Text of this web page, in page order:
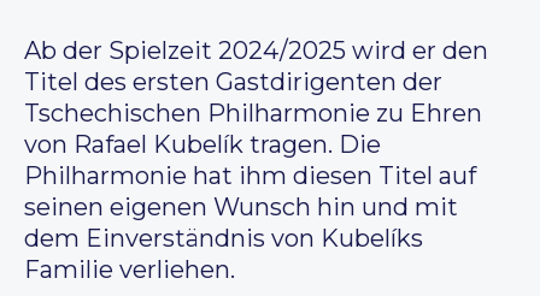
Ab der Spielzeit 2024/2025 wird er den
Titel des ersten Gastdirigenten der
Tschechischen Philharmonie zu Ehren
von Rafael Kubelík tragen. Die
Philharmonie hat ihm diesen Titel auf
seinen eigenen Wunsch hin und mit
dem Einverständnis von Kubelíks
Familie verliehen.